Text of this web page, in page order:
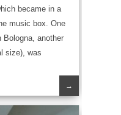
became in a
music box. One
Bologna, another
size), was
→